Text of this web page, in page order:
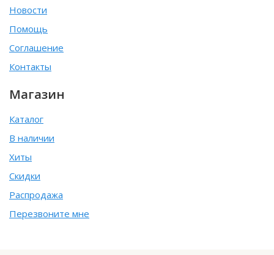
Новости
Помощь
Соглашение
Контакты
Магазин
Каталог
В наличии
Хиты
Скидки
Распродажа
Перезвоните мне